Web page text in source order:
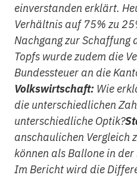
einverstanden erklärt.
Verhältnis auf 75% zu
Nachgang zur Schaffung
Topfs wurde zudem die
Bundessteuer an die
Volkswirtschaft: Wie
die unterschiedlichen
unterschiedliche Optik?
anschaulichen Vergleich
können als Ballone in
Im Bericht wird die